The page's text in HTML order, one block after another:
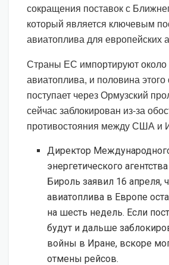
сокращения поставок с
который является ключевым
авиатоплива для европейских
Страны ЕС импортируют около
авиатоплива, и половина
поступает через Ормузский
сейчас заблокирован из-за
противостояния между США и
Директор
энергетического
Бироль заявил 16 апреля,
авиатоплива в Европе
на шесть недель. Если
будут и дальше
войны в Иране, вскоре
отмены рейсов.